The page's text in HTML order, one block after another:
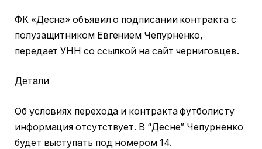
ФК «Десна» объявил о подписании контракта с
полузащитником Евгением Чепурненко,
передает УНН со ссылкой на сайт черниговцев.
Детали
Об условиях перехода и контракта футболисту
информация отсутствует. В “Десне” Чепурненко
будет выступать под номером 14.